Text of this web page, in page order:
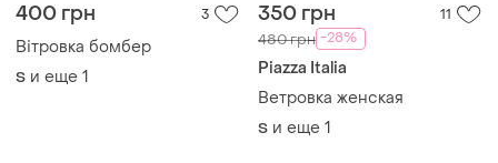
400 грн 3
Вітровка бомбер
S и еще 1
350 грн 11
480 грн -28%
Piazza Italia
Ветровка женская
S и еще 1